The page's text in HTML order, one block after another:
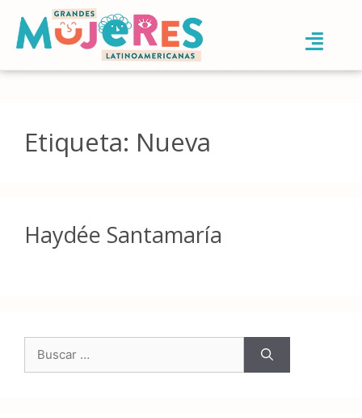
Etiqueta: Nueva
Haydée Santamaría